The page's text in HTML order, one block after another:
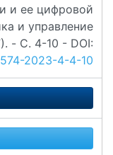
и ее цифровой
и управление
- C. 4-10 - DOI:
2023-4-4-10